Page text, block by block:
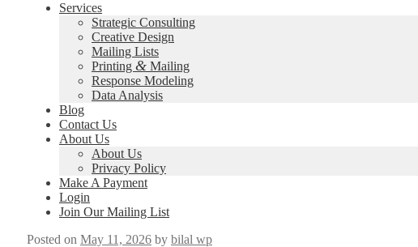
Services
Strategic Consulting
Creative Design
Mailing Lists
Printing & Mailing
Response Modeling
Data Analysis
Blog
Contact Us
About Us
About Us
Privacy Policy
Make A Payment
Login
Join Our Mailing List
Posted on May 11, 2026 by bilal wp